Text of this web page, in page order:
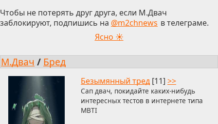
Чтобы не потерять друг друга, если М.Двач
заблокируют, подпишись на @m2chnews в телеграме.
Ясно ☀
М.Двач / Бред
Безымянный тред [11] >>
Сап двач, покидайте каких-нибудь
интересных тестов в интернете типа
MBTI